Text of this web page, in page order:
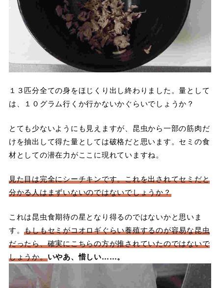
１３匹分全ての身をほじくり出し終わりました。量として
は、１０グラム行くか行かないかぐらいでしょうか？
とても少ないようにも見えますが、昆虫から一部の筋肉だ
けを抽出して得た量としては破格だと思います。セミの食
材としての潜在力がここに現れていますね。
見た目は完全にシーチキンです。これを出されてセミだと
分かる人はまずいないのではないでしょうか？
これは昆虫食期待の星となり得るのではないかと思いま
す。もしもセミがコオロギぐらい養殖するのが容易な昆虫
だったら、確実にこちらの方が推されていたのではないで
しょうか。いやあ、惜しい……。